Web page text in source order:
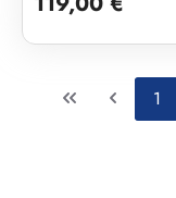
Seite
1